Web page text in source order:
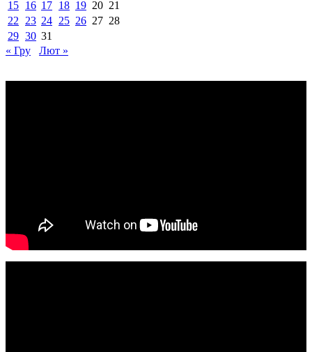
15 16 17 18 19 20 21
22
23 24 25 26 27 28
29 30 31
« Гру
Лют »